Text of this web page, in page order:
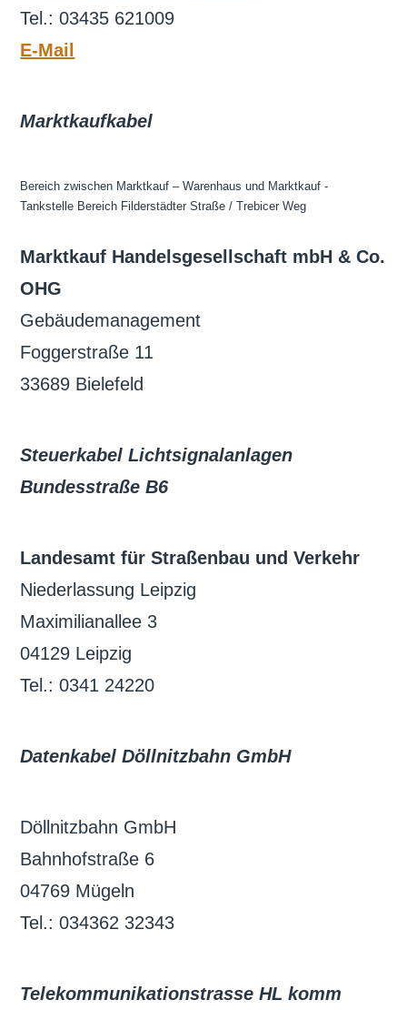
Tel.: 03435 621009
E-Mail
Marktkaufkabel
Bereich zwischen Marktkauf – Warenhaus und Marktkauf -
Tankstelle Bereich Filderstädter Straße / Trebicer Weg
Marktkauf Handelsgesellschaft mbH & Co.
OHG
Gebäudemanagement
Foggerstraße 11
33689 Bielefeld
Steuerkabel Lichtsignalanlagen
Bundesstraße B6
Landesamt für Straßenbau und Verkehr
Niederlassung Leipzig
Maximilianallee 3
04129 Leipzig
Tel.: 0341 24220
Datenkabel Döllnitzbahn GmbH
Döllnitzbahn GmbH
Bahnhofstraße 6
04769 Mügeln
Tel.: 034362 32343
Telekommunikationstrasse HL komm